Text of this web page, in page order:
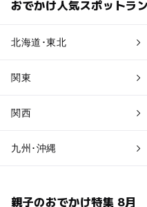
おでかけ人気スポットラ
北海道･東北
関東
関西
九州･沖縄
親子のおでかけ特集 8月